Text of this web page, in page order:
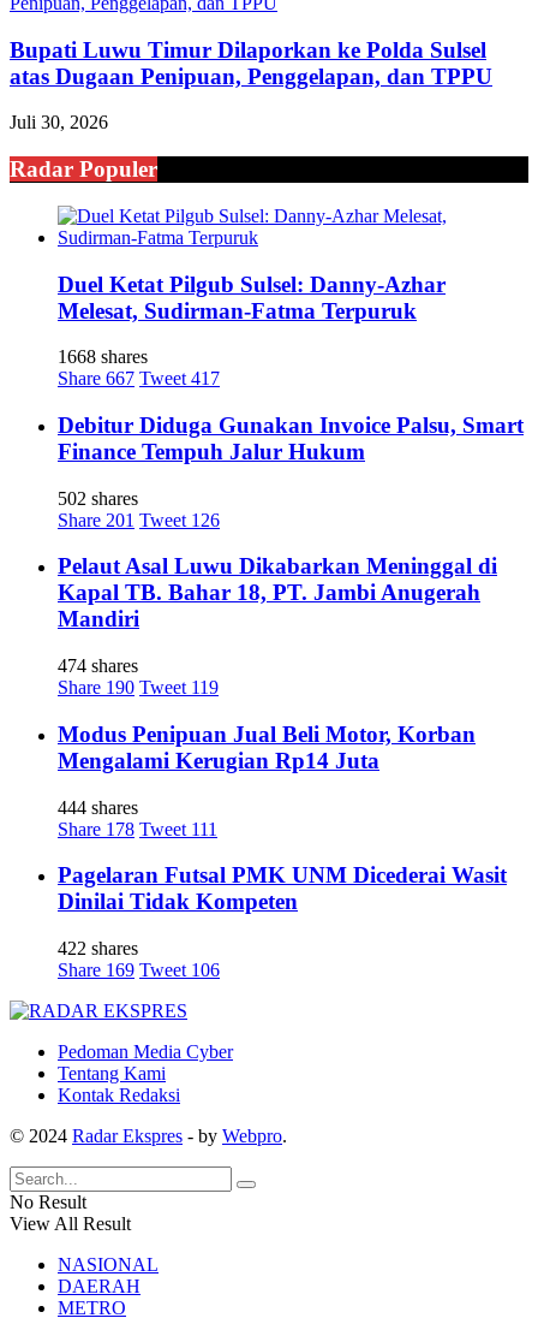
Bupati Luwu Timur Dilaporkan ke Polda Sulsel
atas Dugaan Penipuan, Penggelapan, dan TPPU
Juli 30, 2026
Radar Populer
Duel Ketat Pilgub Sulsel: Danny-Azhar
Melesat, Sudirman-Fatma Terpuruk
1668 shares
Share 667 Tweet 417
Debitur Diduga Gunakan Invoice Palsu, Smart
Finance Tempuh Jalur Hukum
502 shares
Share 201 Tweet 126
Pelaut Asal Luwu Dikabarkan Meninggal di
Kapal TB. Bahar 18, PT. Jambi Anugerah
Mandiri
474 shares
Share 190 Tweet 119
Modus Penipuan Jual Beli Motor, Korban
Mengalami Kerugian Rp14 Juta
444 shares
Share 178 Tweet 111
Pagelaran Futsal PMK UNM Dicederai Wasit
Dinilai Tidak Kompeten
422 shares
Share 169 Tweet 106
Pedoman Media Cyber
Tentang Kami
Kontak Redaksi
© 2024 Radar Ekspres - by Webpro.
No Result
View All Result
NASIONAL
DAERAH
METRO